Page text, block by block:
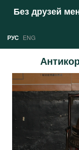
Без друзей
РУС ENG
Новости
Стран